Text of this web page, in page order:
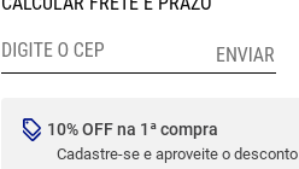
10% OFF na 1ª compra
Cadastre-se e aproveite o desconto